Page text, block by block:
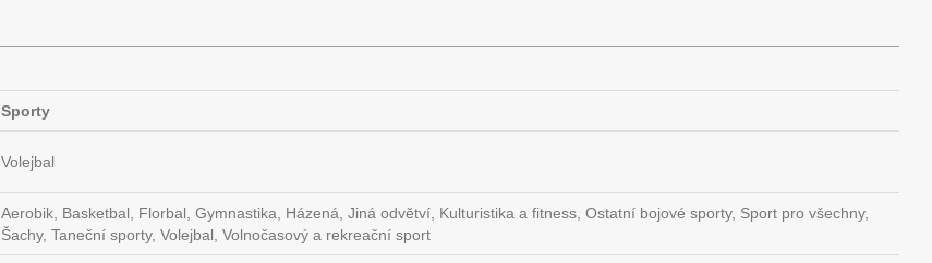
Sporty
Volejbal
Aerobik, Basketbal, Florbal, Gymnastika, Házená, Jiná odvětví, Kulturistika a fitness, Ostatní bojové sporty, Sport pro všechny,
Šachy, Taneční sporty, Volejbal, Volnočasový a rekreační sport